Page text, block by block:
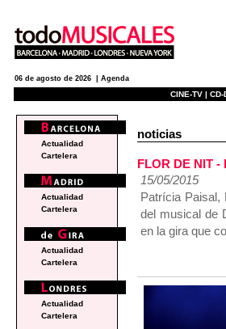
06 de agosto de 2026 | Agenda
CINE-TV | CD-
noticias
FLOR DE NIT
15/05/2015
Patrícia Paisal,
del musical de
en la gira que
Actualidad
Cartelera
Actualidad
Cartelera
Actualidad
Cartelera
Actualidad
Cartelera